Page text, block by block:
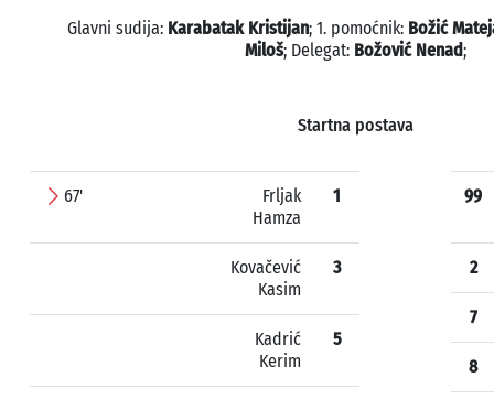
Glavni sudija: Karabatak Kristijan; 1. pomoćnik: Božić
Miloš; Delegat: Božović Nenad;
Startna postava
67'
Frljak
Hamza
1
Kovačević
Kasim
3
Kadrić
Kerim
5
99
2
7
8